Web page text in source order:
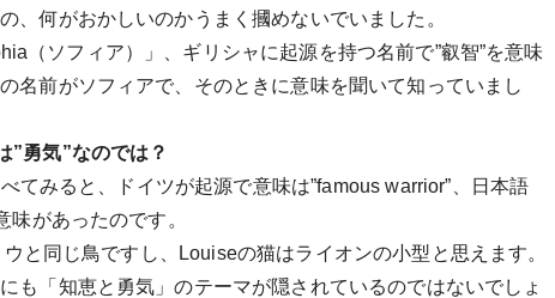
、何がおかしいのかうまく摑めないでいました。
（ソフィア）」、ギリシャに起源を持つ名前で”叡智”を意味
名前がソフィアで、そのときに意味を聞いて知っていまし
勇気”なのでは？
てみると、ドイツが起源で意味は”famous warrior”、日本語
味があったのです。
と同じ鳥ですし、Louiseの猫はライオンの小型と思えます。
も「知恵と勇気」のテーマが隠されているのではないでしょ